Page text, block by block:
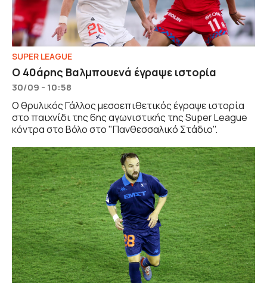
SUPER LEAGUE
Ο 40άρης Βαλμπουενά έγραψε ιστορία
30/09 - 10:58
Ο θρυλικός Γάλλος μεσοεπιθετικός έγραψε ιστορία
στο παιχνίδι της 6ης αγωνιστικής της Super League
κόντρα στο Βόλο στο "Πανθεσσαλικό Στάδιο".